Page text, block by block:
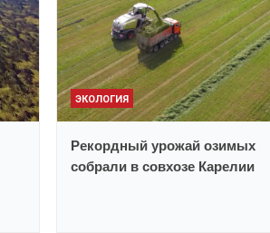
ЭКОЛОГИЯ
Рекордный урожай озимых
собрали в совхозе Карелии